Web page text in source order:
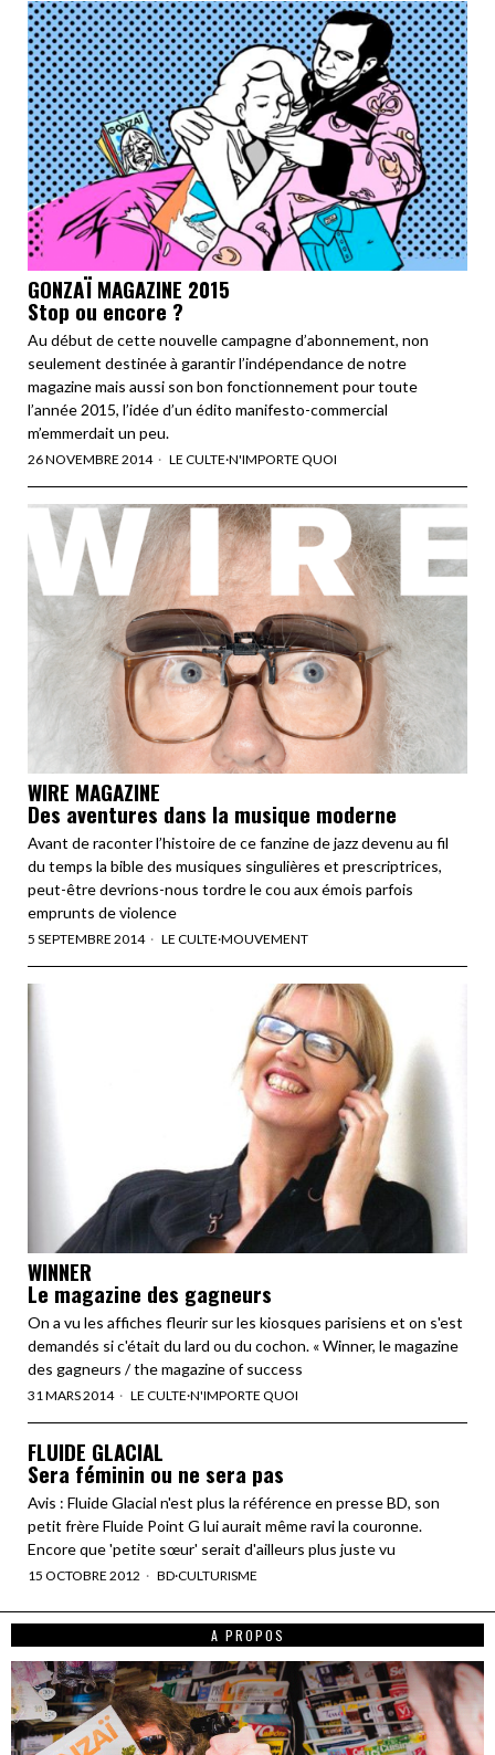
GONZAÏ MAGAZINE 2015
Stop ou encore ?
Au début de cette nouvelle campagne d’abonnement, non
seulement destinée à garantir l’indépendance de notre
magazine mais aussi son bon fonctionnement pour toute
l’année 2015, l’idée d’un édito manifesto-commercial
m’emmerdait un peu.
26 NOVEMBRE 2014 LE CULTE·N'IMPORTE QUOI
WIRE MAGAZINE
Des aventures dans la musique moderne
Avant de raconter l’histoire de ce fanzine de jazz devenu au fil
du temps la bible des musiques singulières et prescriptrices,
peut-être devrions-nous tordre le cou aux émois parfois
emprunts de violence
5 SEPTEMBRE 2014 LE CULTE·MOUVEMENT
WINNER
Le magazine des gagneurs
On a vu les affiches fleurir sur les kiosques parisiens et on s'est
demandés si c'était du lard ou du cochon. « Winner, le magazine
des gagneurs / the magazine of success
31 MARS 2014 LE CULTE·N'IMPORTE QUOI
FLUIDE GLACIAL
Sera féminin ou ne sera pas
Avis : Fluide Glacial n'est plus la référence en presse BD, son
petit frère Fluide Point G lui aurait même ravi la couronne.
Encore que 'petite sœur' serait d'ailleurs plus juste vu
15 OCTOBRE 2012 BD·CULTURISME
A PROPOS